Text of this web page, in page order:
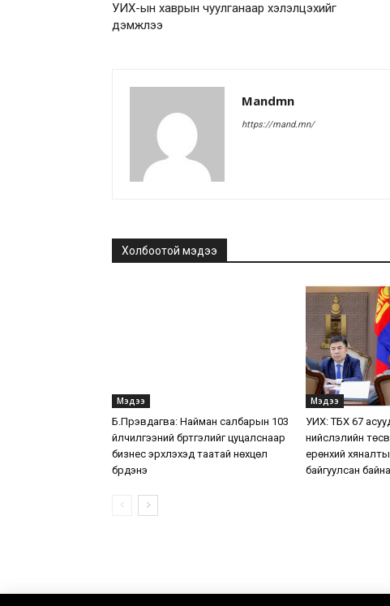
УИХ-ын хаврын чуулганаар хэлэлцэхийг
дэмжлээ
Mandmn
https://mand.mn/
Холбоотой мэдээ
Мэдээ
Б.Пүрэвдагва: Найман салбарын 103
үйлчилгээний бүртгэлийг цуцалснаар
бизнес эрхлэхэд таатай нөхцөл
бүрдэнэ
Мэдээ
УИХ: ТБХ 67
нийслэлийн
ерөнхий
байгуулсан байна